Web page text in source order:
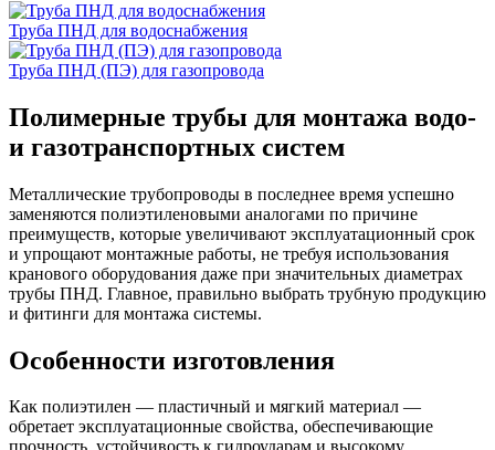
Труба ПНД для водоснабжения
Труба ПНД (ПЭ) для газопровода
Полимерные трубы для монтажа водо-
и газотранспортных систем
Металлические трубопроводы в последнее время успешно
заменяются полиэтиленовыми аналогами по причине
преимуществ, которые увеличивают эксплуатационный срок
и упрощают монтажные работы, не требуя использования
кранового оборудования даже при значительных диаметрах
трубы ПНД. Главное, правильно выбрать трубную продукцию
и фитинги для монтажа системы.
Особенности изготовления
Как полиэтилен — пластичный и мягкий материал —
обретает эксплуатационные свойства, обеспечивающие